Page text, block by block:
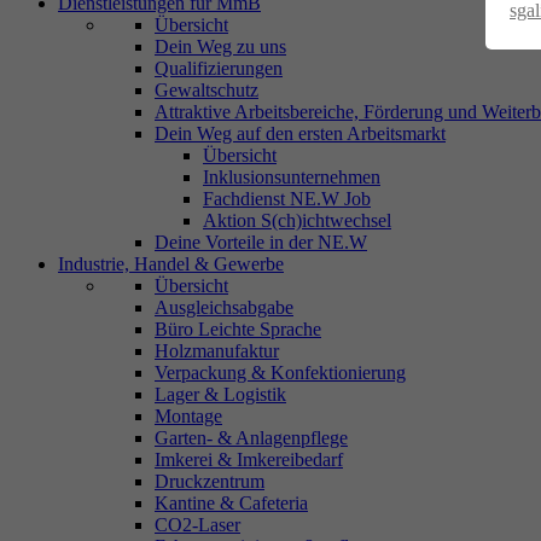
Übersicht
Dein Weg zu uns
Qualifizierungen
Gewaltschutz
Attraktive Arbeitsbereiche, Förderung und
Dein Weg auf den ersten Arbeitsmarkt
Übersicht
Inklusionsunternehmen
Fachdienst NE.W Job
Aktion S(ch)ichtwechsel
Deine Vorteile in der NE.W
Industrie, Handel & Gewerbe
Übersicht
Ausgleichsabgabe
Büro Leichte Sprache
Holzmanufaktur
Verpackung & Konfektionierung
Lager & Logistik
Montage
Garten- & Anlagenpflege
Imkerei & Imkereibedarf
Druckzentrum
Kantine & Cafeteria
CO2-Laser